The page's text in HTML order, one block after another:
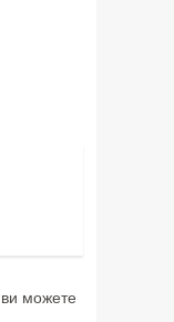
ви можете